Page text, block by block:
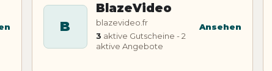
B
BlazeVideo
blazevideo.fr
3 aktive Gutscheine - 2
aktive Angebote
Ansehen